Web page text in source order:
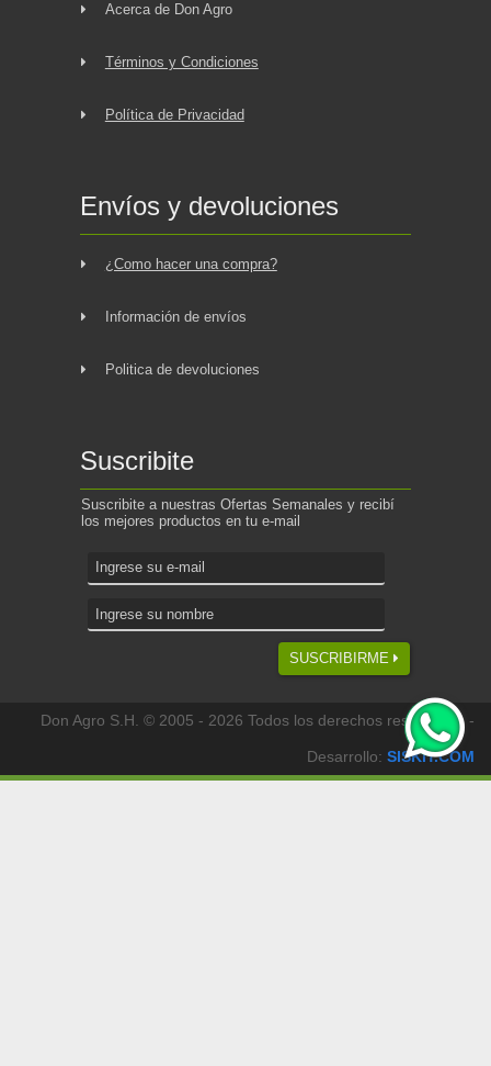
Acerca de Don Agro
Términos y Condiciones
Política de Privacidad
Envíos y devoluciones
¿Como hacer una compra?
Información de envíos
Politica de devoluciones
Suscribite
Suscribite a nuestras Ofertas Semanales y recibí
los mejores productos en tu e-mail
SUSCRIBIRME
Don Agro S.H. © 2005 - 2026 Todos los derechos reservados -
Desarrollo: SISKIT.COM